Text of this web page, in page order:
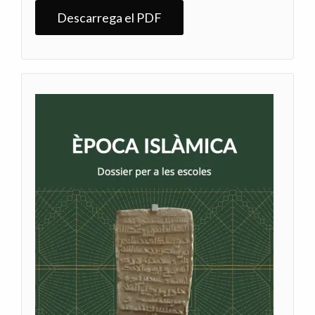
Descarrega el PDF